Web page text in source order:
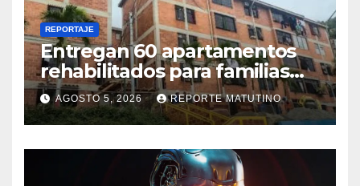
REPORTAJE
Entregan 60 apartamentos
rehabilitados para familias
del urbanismo Ana Victoria
en La Guaira
AGOSTO 5, 2026 REPORTE MATUTINO